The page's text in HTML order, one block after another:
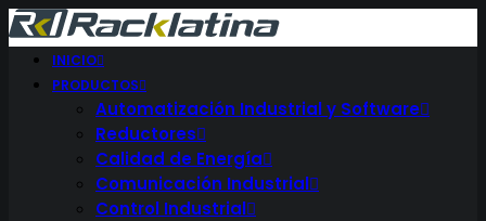
INICIO
PRODUCTOS
Automatización Industrial y Software
Reductores
Calidad de Energía
Comunicación Industrial
Control Industrial